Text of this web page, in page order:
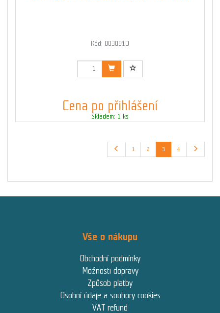
Kód: 003091D
Cena po přihlášení
Skladem: 1 ks
1 2 3 4
Vše o nákupu
Obchodní podmínky
Možnosti dopravy
Způsob platby
Osobní údaje a soubory cookies
VAT refund